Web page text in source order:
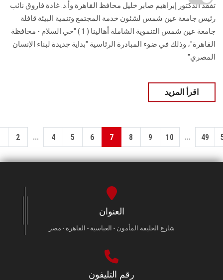
تفقد الدكتور إبراهيم صابر خليل محافظ القاهرة وأ.د. غادة فاروق نائب
رئيس ‏جامعة عين شمس لشئون خدمة المجتمع وتنمية البيئة قافلة
جامعة عين شمس التنموية الشاملة ‏أهالينا ( 1 ) "حي السلام - محافظة
القاهرة"، وذلك في ضوء المبادرة الرئاسية "بداية جديدة ‏لبناء الإنسان
المصري"‏
اقرأ المزيد
2 ... 4 5 6 7 8 9 10 ... 49
العنوان
شارع الخليفة المأمون - العباسية - القاهرة - مصر
رقم التليفون